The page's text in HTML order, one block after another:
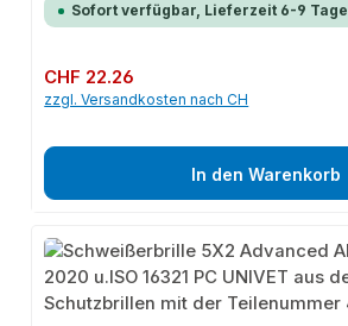
Sofort verfügbar, Lieferzeit 6-9 Tage
Regulärer Preis:
CHF 22.26
zzgl. Versandkosten nach CH
In den Warenkorb